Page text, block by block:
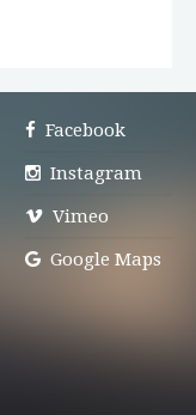
Facebook
Instagram
Vimeo
Google Maps